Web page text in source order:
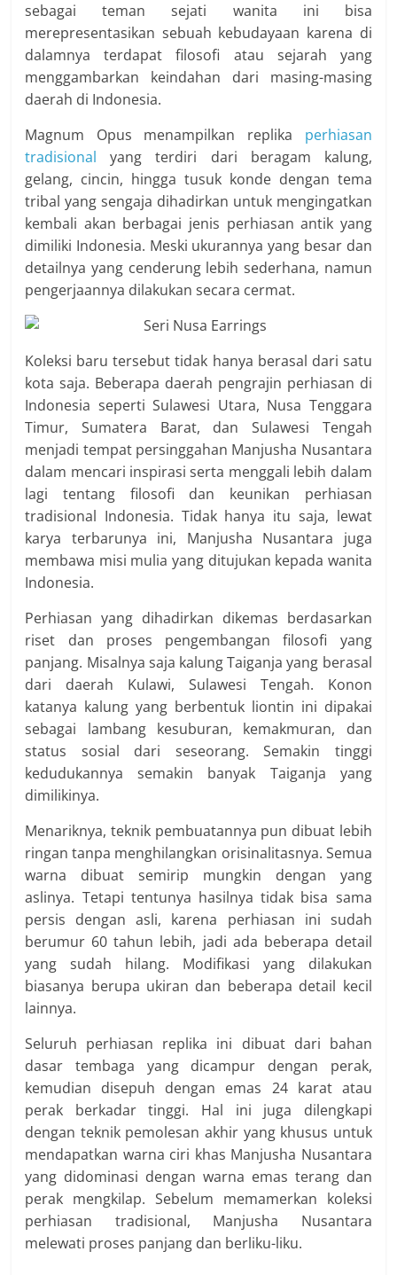
sebagai teman sejati wanita ini bisa
merepresentasikan sebuah kebudayaan karena di
dalamnya terdapat filosofi atau sejarah yang
menggambarkan keindahan dari masing-masing
daerah di Indonesia.
Magnum Opus menampilkan replika perhiasan
tradisional yang terdiri dari beragam kalung,
gelang, cincin, hingga tusuk konde dengan tema
tribal yang sengaja dihadirkan untuk mengingatkan
kembali akan berbagai jenis perhiasan antik yang
dimiliki Indonesia. Meski ukurannya yang besar dan
detailnya yang cenderung lebih sederhana, namun
pengerjaannya dilakukan secara cermat.
Koleksi baru tersebut tidak hanya berasal dari satu
kota saja. Beberapa daerah pengrajin perhiasan di
Indonesia seperti Sulawesi Utara, Nusa Tenggara
Timur, Sumatera Barat, dan Sulawesi Tengah
menjadi tempat persinggahan Manjusha Nusantara
dalam mencari inspirasi serta menggali lebih dalam
lagi tentang filosofi dan keunikan perhiasan
tradisional Indonesia. Tidak hanya itu saja, lewat
karya terbarunya ini, Manjusha Nusantara juga
membawa misi mulia yang ditujukan kepada wanita
Indonesia.
Perhiasan yang dihadirkan dikemas berdasarkan
riset dan proses pengembangan filosofi yang
panjang. Misalnya saja kalung Taiganja yang berasal
dari daerah Kulawi, Sulawesi Tengah. Konon
katanya kalung yang berbentuk liontin ini dipakai
sebagai lambang kesuburan, kemakmuran, dan
status sosial dari seseorang. Semakin tinggi
kedudukannya semakin banyak Taiganja yang
dimilikinya.
Menariknya, teknik pembuatannya pun dibuat lebih
ringan tanpa menghilangkan orisinalitasnya. Semua
warna dibuat semirip mungkin dengan yang
aslinya. Tetapi tentunya hasilnya tidak bisa sama
persis dengan asli, karena perhiasan ini sudah
berumur 60 tahun lebih, jadi ada beberapa detail
yang sudah hilang. Modifikasi yang dilakukan
biasanya berupa ukiran dan beberapa detail kecil
lainnya.
Seluruh perhiasan replika ini dibuat dari bahan
dasar tembaga yang dicampur dengan perak,
kemudian disepuh dengan emas 24 karat atau
perak berkadar tinggi. Hal ini juga dilengkapi
dengan teknik pemolesan akhir yang khusus untuk
mendapatkan warna ciri khas Manjusha Nusantara
yang didominasi dengan warna emas terang dan
perak mengkilap. Sebelum memamerkan koleksi
perhiasan tradisional, Manjusha Nusantara
melewati proses panjang dan berliku-liku.